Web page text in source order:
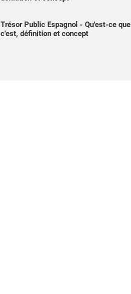
Trésor Public Espagnol - Qu'est-ce que
c'est, définition et concept